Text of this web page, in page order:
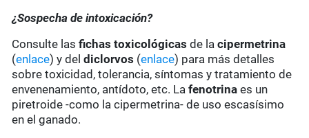
¿Sospecha de intoxicación?
Consulte lasfichas toxicológicas de la cipermetrina
(enlace) y deldiclorvos (enlace) para más detalles
sobre toxicidad, tolerancia, síntomas y tratamiento de
envenenamiento, antídoto, etc. Lafenotrina es un
piretroide -como la cipermetrina- de uso escasísimo
en el ganado.